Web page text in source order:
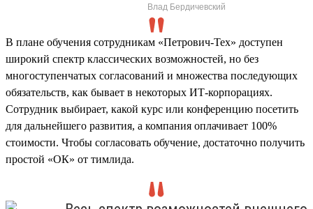
Влад Бердичевский
В плане обучения сотрудникам «Петрович-Тех» доступен
широкий спектр классических возможностей, но без
многоступенчатых согласований и множества последующих
обязательств, как бывает в некоторых ИТ-корпорациях.
Сотрудник выбирает, какой курс или конференцию посетить
для дальнейшего развития, а компания оплачивает 100%
стоимости. Чтобы согласовать обучение, достаточно получить
простой «ОК» от тимлида.